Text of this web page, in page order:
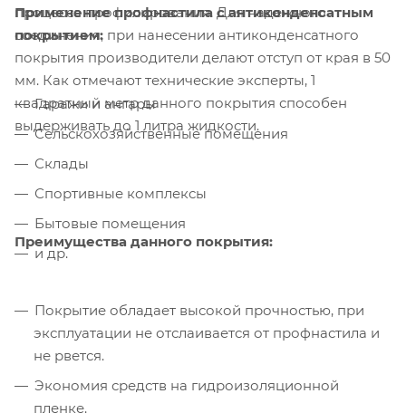
процесса профилирования. Для надежного
соединения, при нанесении антиконденсатного
покрытия производители делают отступ от края в 50
мм. Как отмечают технические эксперты, 1
квадратный метр данного покрытия способен
выдерживать до 1 литра жидкости.
Применение профнастила с антиконденсатным
покрытием:
Гаражи и ангары
Сельскохозяйственные помещения
Склады
Спортивные комплексы
Бытовые помещения
и др.
Преимущества данного покрытия:
Покрытие обладает высокой прочностью, при
эксплуатации не отслаивается от профнастила и
не рвется.
Экономия средств на гидроизоляционной
пленке.